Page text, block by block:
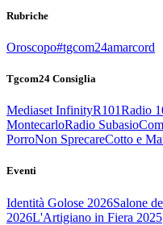
Rubriche
Oroscopo#tgcom24amarcord
Tgcom24 Consiglia
Mediaset InfinityR101Radio
MontecarloRadio Subasio
PorroNon SprecareCotto e
Eventi
Identità Golose 2026Salone
2026L'Artigiano in Fiera 2025